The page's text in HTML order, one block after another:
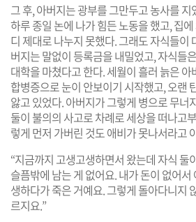
그 후, 아버지는 광부를 그만두고 농사를
하루 종일 논에 나가 힘든 노동을 했고, 집
디 제대로 나누지 못했다. 그래도 자식들이
버지는 말없이 등록금을 내밀었고, 자식들
대학을 마쳤다고 한다. 세월이 흘러 늙은
합병증으로 눈이 안보이기 시작했고, 오랜
앓고 있었다. 아버지가 그렇게 병으로 무너
둘이 불의의 사고로 차례로 세상을 떠나고
렇게 먼저 가버린 것도 애비가 못나서라고
“지금까지 고생고생하면서 왔는데 자식 둘
슬픔밖에 남는 게 없어요. 내가 돈이 없어
생하다가 죽은 거예요. 그렇게 돌아다니지
르지요.”